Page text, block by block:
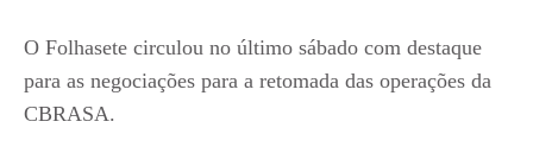
O Folhasete circulou no último sábado com destaque
para as negociações para a retomada das operações da
CBRASA.